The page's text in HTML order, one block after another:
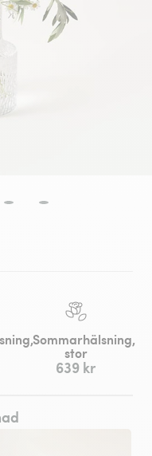
Sommarhälsning,
stor
639 kr